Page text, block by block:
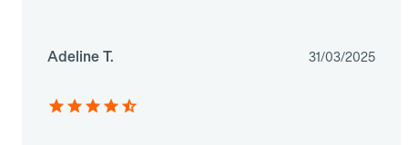
Adeline T. 31/03/2025